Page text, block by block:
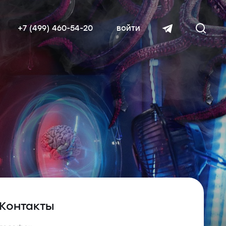
читать далее
+7 (499) 460-54-20 войти
Контакты